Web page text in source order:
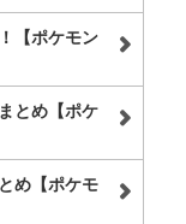
【ポケモン
とめ【ポケ
め【ポケモ